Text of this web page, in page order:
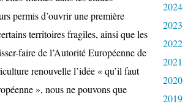
permis d’ouvrir une première
territoires fragiles, ainsi que les
faire de l’Autorité Européenne de
renouvelle l’idée « qu’il faut
», nous ne pouvons que
2024
2023
2022
2021
2020
2019